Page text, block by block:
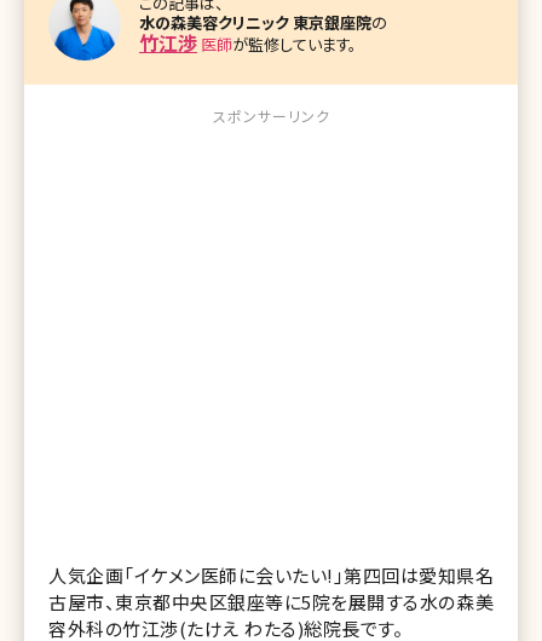
水の森美容クリニック 東京銀座院の
竹江渉 医師が監修しています。
スポンサーリンク
人気企画「イケメン医師に会いたい!」第四回は愛知県名
古屋市、東京都中央区銀座等に5院を展開する水の森美
容外科の竹江渉(たけえ わたる)総院長です。